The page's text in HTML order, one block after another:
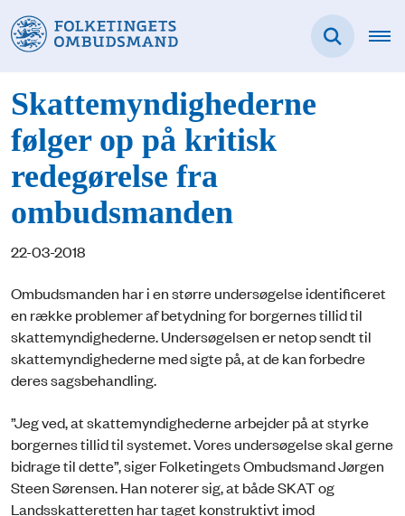
Skattemyndighederne
følger op på kritisk
redegørelse fra
ombudsmanden
22-03-2018
Ombudsmanden har i en større undersøgelse identificeret
en række problemer af betydning for borgernes tillid til
skattemyndighederne. Undersøgelsen er netop sendt til
skattemyndighederne med sigte på, at de kan forbedre
deres sagsbehandling.
”Jeg ved, at skattemyndighederne arbejder på at styrke
borgernes tillid til systemet. Vores undersøgelse skal gerne
bidrage til dette”, siger Folketingets Ombudsmand Jørgen
Steen Sørensen. Han noterer sig, at både SKAT og
Landsskatteretten har taget konstruktivt imod